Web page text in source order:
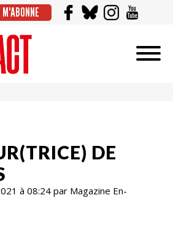
M'ABONNE
DE
à 08:24 par Magazine En-